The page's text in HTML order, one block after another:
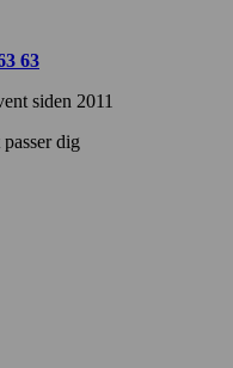
63
siden 2011
dig